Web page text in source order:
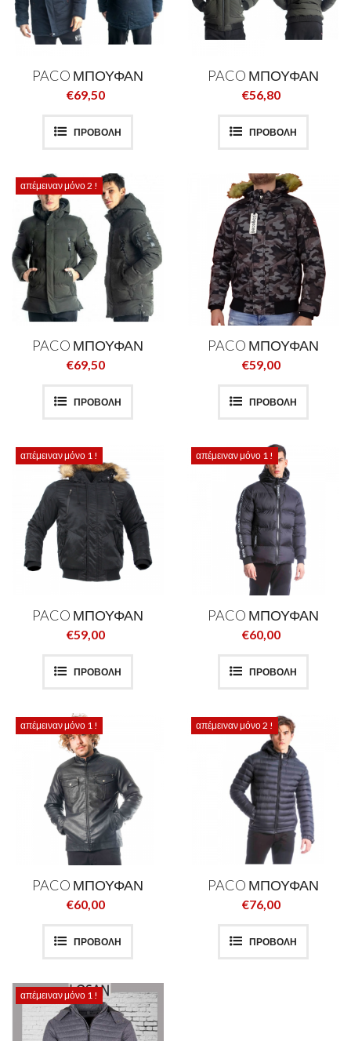
PACO ΜΠΟΥΦΑΝ
€69,50
ΠΡΟΒΟΛΗ
PACO ΜΠΟΥΦΑΝ
€56,80
ΠΡΟΒΟΛΗ
απέμειναν μόνο 2 !
PACO ΜΠΟΥΦΑΝ
€69,50
ΠΡΟΒΟΛΗ
PACO ΜΠΟΥΦΑΝ
€59,00
ΠΡΟΒΟΛΗ
απέμειναν μόνο 1 !
PACO ΜΠΟΥΦΑΝ
€59,00
ΠΡΟΒΟΛΗ
απέμειναν μόνο 1 !
PACO ΜΠΟΥΦΑΝ
€60,00
ΠΡΟΒΟΛΗ
απέμειναν μόνο 1 !
PACO ΜΠΟΥΦΑΝ
€60,00
ΠΡΟΒΟΛΗ
απέμειναν μόνο 2 !
PACO ΜΠΟΥΦΑΝ
€76,00
ΠΡΟΒΟΛΗ
απέμειναν μόνο 1 !